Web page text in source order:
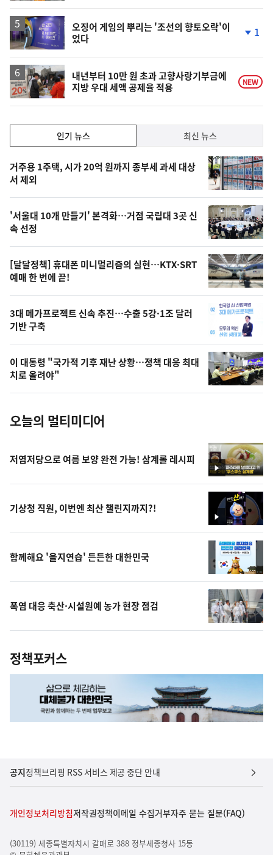
오징어 게임의 뿌리는 '조선의 향토오락'이
었다
락
1
내년부터 10만 원 초과 고향사랑기부금에
지방 우대 세액 공제율 적용
NEW
기,
최
신,
오
늘
의
영
상
오
늘
의
사
진
인기 뉴스 최신 뉴스
기
뉴
스
거주용 1주택, 시가 20억 원까지 종부세 과세 대상
서 제외
'서울대 10개 만들기' 본격화…거점 국립대 3곳 신
속 선정
[달달정책] 휴대폰 미니멀리즘의 실현…KTX·SRT
예매 한 번에 끝!
3대 메가프로젝트 신속 추진…수출 5강·1조 달러
기반 구축
이 대통령 "국가적 기후 재난 상황…정책 대응 최대
치로 올려야"
오늘의 멀티미디어
영
상
저염저당으로 여름 보양 완전 가능! 삼계롤 레시피
영
상
기상청 직원, 이번엔 최산 챌린지까지?!
함께해요 '을지연습' 든든한 대한민국
폭염 대응 축산·시설원예 농가 현장 점검
정책포커스
공지정책브리핑 RSS 서비스 제공 중단 안내
개인정보처리방침저작권정책이메일 수집거부자주 묻는 질문(FAQ)
(30119) 세종특별자치시 갈매로 388 정부세종청사 15동